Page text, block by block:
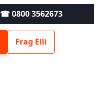
☎ 0800 3562673
Frag Elli